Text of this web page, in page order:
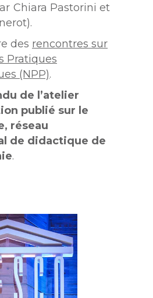
Chiara Pastorini et
des rencontres sur
Pratiques
(NPP).
de l’atelier
publié sur le
réseau
de didactique de
.